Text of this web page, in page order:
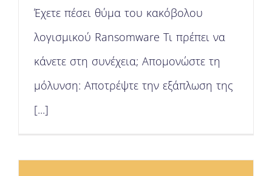
Έχετε πέσει θύμα του κακόβολου
λογισμικού Ransomware Τι πρέπει να
κάνετε στη συνέχεια; Απομονώστε τη
μόλυνση: Αποτρέψτε την εξάπλωση της
[...]